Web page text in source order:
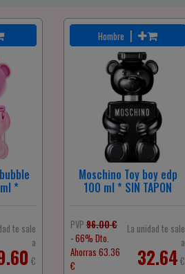
*
te sale
a
€
Hombre |
Moschino Toy boy edp
100 ml * SIN TAPON
PVP 96.00 €
- 66% Dto.
Ahorras 63.36
€
La unidad te sale
a
32.64 €